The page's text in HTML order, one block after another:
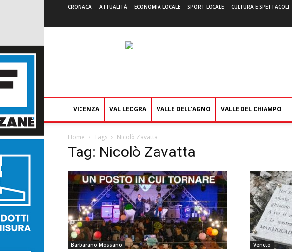
CRONACA ATTUALITÀ ECONOMIA LOCALE SPORT LOCALE CULTURA E SPETTACOLI
VICENZA VAL LEOGRA VALLE DELL’AGNO VALLE DEL CHIAMPO
Home Tags Nicolò Zavatta
Tag: Nicolò Zavatta
Barbarano Mossano Veneto